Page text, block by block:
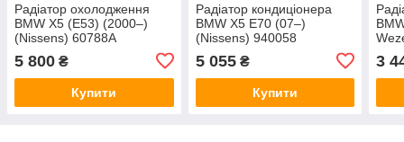
Радіатор охолодження
BMW X5 (E53) (2000–)
(Nissens) 60788A
5 800 ₴
Купити
Радіатор кондиціонера
BMW X5 E70 (07–)
(Nissens) 940058
5 055₴
Купити
3